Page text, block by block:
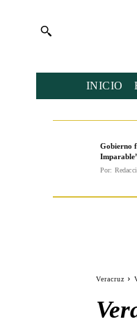
INICIO
Gobierno
Por:
Veracruz